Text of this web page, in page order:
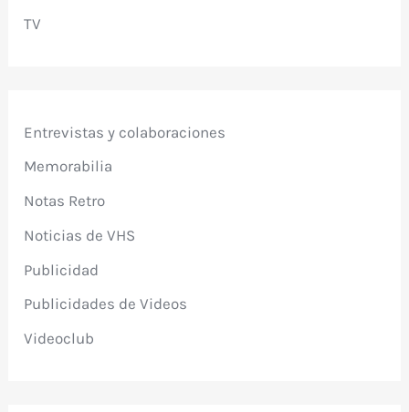
TV
Entrevistas y colaboraciones
Memorabilia
Notas Retro
Noticias de VHS
Publicidad
Publicidades de Videos
Videoclub